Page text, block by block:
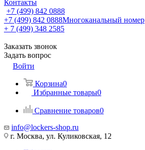
Контакты
+7 (499) 842 0888
+7 (499) 842 0888Многоканальный номер
+ 7 (499) 348 2585
Заказать звонок
Задать вопрос
Войти
Корзина0
Избранные товары0
Сравнение товаров0
info@lockers-shop.ru
г. Москва, ул. Куликовская, 12